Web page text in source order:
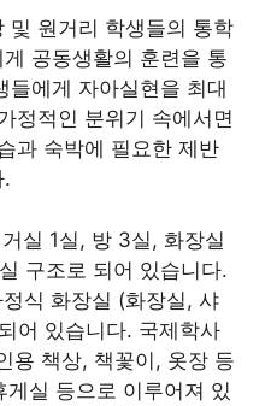
및 원거리 학생들의 통학
공동생활의 훈련을 통
에게 자아실현을 최대
정적인 분위기 속에서면
과 숙박에 필요한 제반
.
실 1실, 방 3실, 화장실
구조로 되어 있습니다.
식 화장실 (화장실, 샤
어 있습니다. 국제학사
용 책상, 책꽃이, 옷장 등
실 등으로 이루어져 있